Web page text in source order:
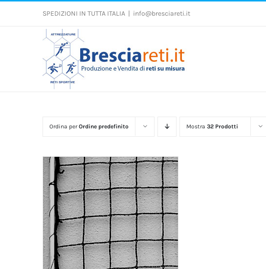
Salta
SPEDIZIONI IN TUTTA ITALIA | info@bresciareti.it
Ordina perOrdine predefinito Mostra 32 Prodotti